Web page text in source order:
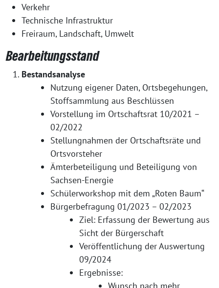
Verkehr
Technische Infrastruktur
Freiraum, Landschaft, Umwelt
Bearbeitungsstand
Bestandsanalyse
Nutzung eigener Daten, Ortsbegehungen,
Stoffsammlung aus Beschlüssen
Vorstellung im Ortschaftsrat 10/2021 –
02/2022
Stellungnahmen der Ortschaftsräte und
Ortsvorsteher
Ämterbeteiligung und Beteiligung von
Sachsen-Energie
Schülerworkshop mit dem „Roten Baum“
Bürgerbefragung 01/2023 – 02/2023
Ziel: Erfassung der Bewertung aus
Sicht der Bürgerschaft
Veröffentlichung der Auswertung
09/2024
Ergebnisse:
Wunsch nach mehr